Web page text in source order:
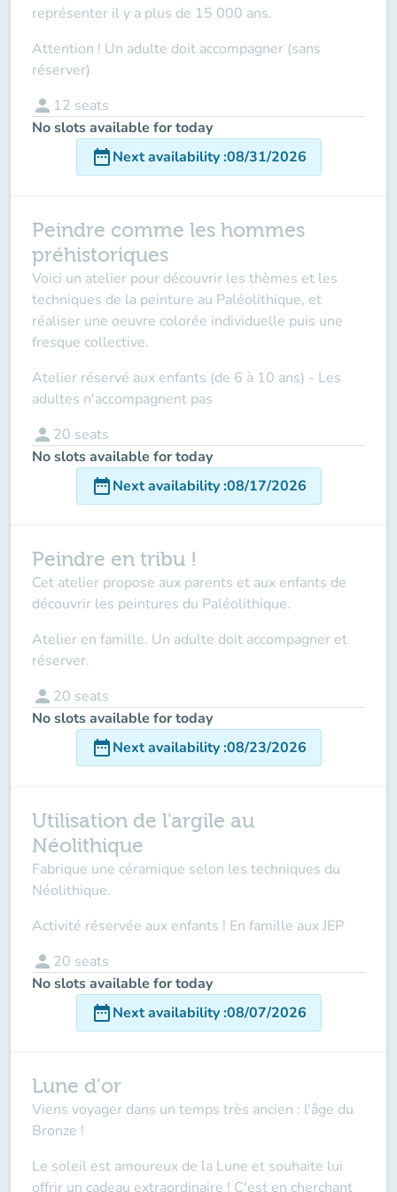
représenter il y a plus de 15 000 ans.
Attention ! Un adulte doit accompagner (sans
réserver)
person 12 seats
No slots available for today
date_rangeNext availability:08/31/2026
Peindre comme les hommes
préhistoriques
Voici un atelier pour découvrir les thèmes et les
techniques de la peinture au Paléolithique, et
réaliser une oeuvre colorée individuelle puis une
fresque collective.
Atelier réservé aux enfants (de 6 à 10 ans) - Les
adultes n'accompagnent pas
person 20 seats
No slots available for today
date_rangeNext availability:08/17/2026
Peindre en tribu !
Cet atelier propose aux parents et aux enfants de
découvrir les peintures du Paléolithique.
Atelier en famille. Un adulte doit accompagner et
réserver.
person 20 seats
No slots available for today
date_rangeNext availability:08/23/2026
Utilisation de l'argile au
Néolithique
Fabrique une céramique selon les techniques du
Néolithique.
Activité réservée aux enfants ! En famille aux JEP
person 20 seats
No slots available for today
date_rangeNext availability:08/07/2026
Lune d'or
Viens voyager dans un temps très ancien : l'âge du
Bronze !
Le soleil est amoureux de la Lune et souhaite lui
offrir un cadeau extraordinaire ! C'est en cherchant